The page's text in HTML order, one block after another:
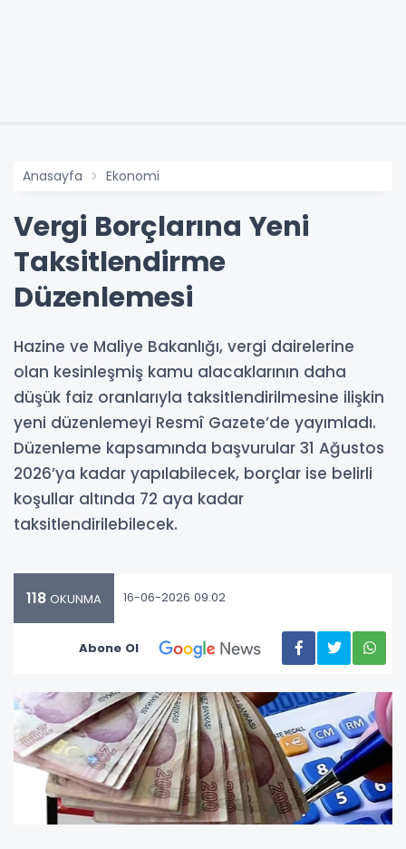
Anasayfa Ekonomi
Vergi Borçlarına Yeni
Taksitlendirme
Düzenlemesi
Hazine ve Maliye Bakanlığı, vergi dairelerine
olan kesinleşmiş kamu alacaklarının daha
düşük faiz oranlarıyla taksitlendirilmesine ilişkin
yeni düzenlemeyi Resmî Gazete’de yayımladı.
Düzenleme kapsamında başvurular 31 Ağustos
2026’ya kadar yapılabilecek, borçlar ise belirli
koşullar altında 72 aya kadar
taksitlendirilebilecek.
118 OKUNMA 16-06-2026 09:02
Abone Ol